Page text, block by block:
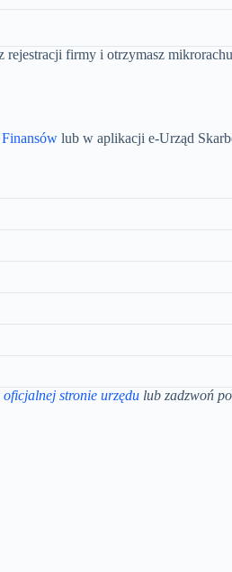
firmy i otrzymasz
lub w aplikacji e-Urząd
oficjalnej stronie urzędu lub zadzwoń